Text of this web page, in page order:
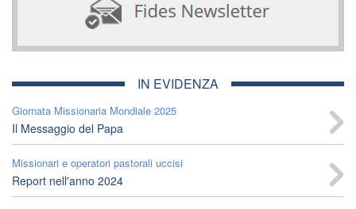
IN EVIDENZA
Giornata Missionaria Mondiale 2025
Il Messaggio del Papa
Missionari e operatori pastorali uccisi
Report nell'anno 2024